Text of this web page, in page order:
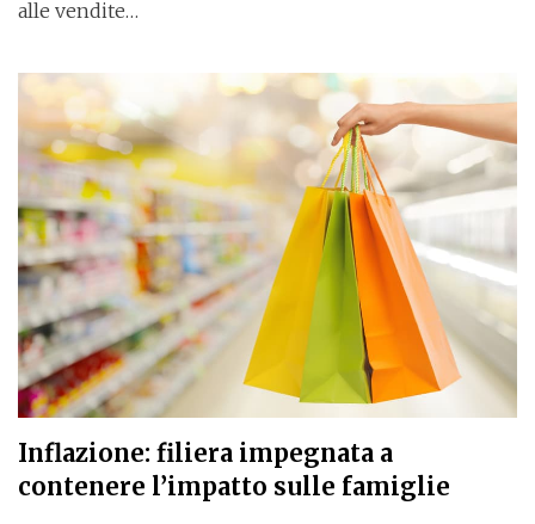
alle vendite…
Inflazione: filiera impegnata a
contenere l’impatto sulle famiglie